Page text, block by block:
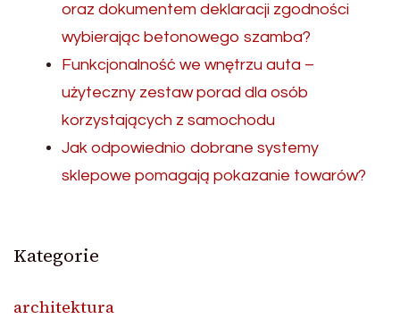
oraz dokumentem deklaracji zgodności
wybierając betonowego szamba?
Funkcjonalność we wnętrzu auta –
użyteczny zestaw porad dla osób
korzystających z samochodu
Jak odpowiednio dobrane systemy
sklepowe pomagają pokazanie towarów?
Kategorie
architektura